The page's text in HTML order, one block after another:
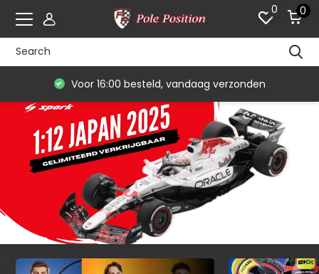
0 0
Voor 16:00 besteld, vandaag verzonden